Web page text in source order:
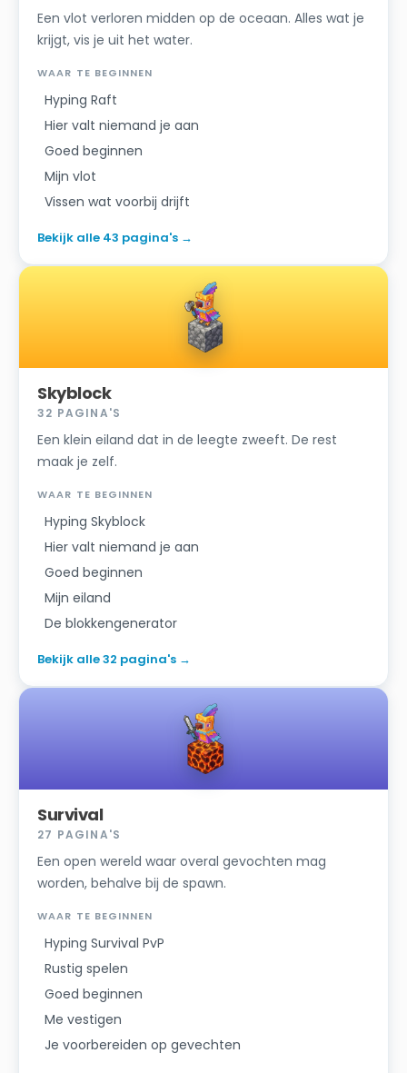
Een vlot verloren midden op de oceaan. Alles wat je
krijgt, vis je uit het water.
WAAR TE BEGINNEN
Hyping Raft
Hier valt niemand je aan
Goed beginnen
Mijn vlot
Vissen wat voorbij drijft
Bekijk alle 43 pagina's →
Skyblock
32 PAGINA'S
Een klein eiland dat in de leegte zweeft. De rest
maak je zelf.
WAAR TE BEGINNEN
Hyping Skyblock
Hier valt niemand je aan
Goed beginnen
Mijn eiland
De blokkengenerator
Bekijk alle 32 pagina's →
Survival
27 PAGINA'S
Een open wereld waar overal gevochten mag
worden, behalve bij de spawn.
WAAR TE BEGINNEN
Hyping Survival PvP
Rustig spelen
Goed beginnen
Me vestigen
Je voorbereiden op gevechten